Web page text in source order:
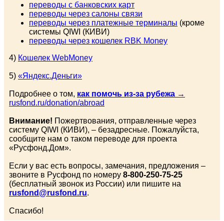
переводы с банковских карт
переводы через салоны связи
переводы через платежные терминалы (кроме
системы QIWI (КИВИ)
переводы через кошелек RBK Money
4) Кошелек WebMoney
5) «Яндекс.Деньги»
Подробнее о том, как помочь из-за рубежа →
rusfond.ru/donation/abroad
Внимание! Пожертвования, отправленные через
систему QIWI (КИВИ), – безадресные. Пожалуйста,
сообщите нам о таком переводе для проекта
«Русфонд.Дом».
Если у вас есть вопросы, замечания, предложения –
звоните в Русфонд по номеру 8-800-250-75-25
(бесплатный звонок из России) или пишите на
rusfond@rusfond.ru.
Спасибо!